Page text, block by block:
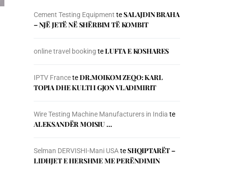
Cement Testing Equipment teSALAJDIN BRAHA
– NJЁ JETЁ NЁ SHЁRBIM TЁ KOMBIT
online travel booking teLUFTA E KOSHARES
IPTV FranceteDR.MOIKOM ZEQO: KARL
TOPIA DHE KULTI I GJON VLADIMIRIT
Wire Testing Machine Manufacturers in India te
ALEKSANDËR MOISIU …
Selman DERVISHI-Mani USAteSHQIPTARËT –
LIDHJET E HERSHME ME PERËNDIMIN